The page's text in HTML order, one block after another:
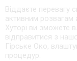
Віддаєте перевагу
активним
Хуторі ви зможете
відправитися з
Гірське Око,
процедур.